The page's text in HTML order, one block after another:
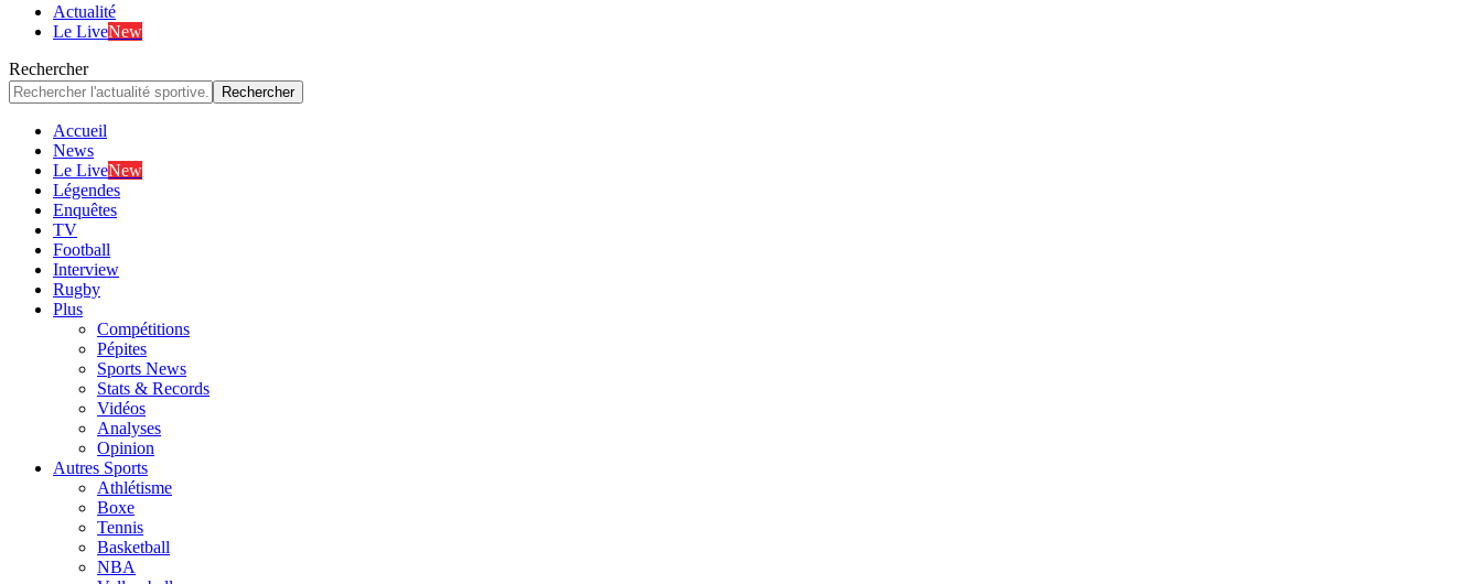
Actualité
Le LiveNew
Rechercher
Accueil
News
Le LiveNew
Légendes
Enquêtes
TV
Football
Interview
Rugby
Plus
Compétitions
Pépites
Sports News
Stats & Records
Vidéos
Analyses
Opinion
Autres Sports
Athlétisme
Boxe
Tennis
Basketball
NBA